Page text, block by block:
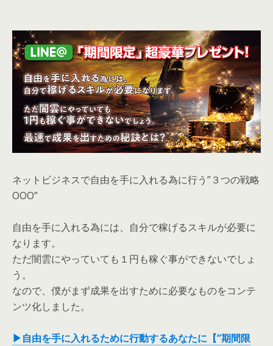
ネットビジネスで自由を手に入れる為に行う”３つの戦略
OOO”
自由を手に入れる為には、自分で稼げるスキルが必要に
なります。
ただ闇雲にやっていても１円も稼ぐ事ができないでしょ
う。
なので、僕がまず成果を出すために必要なものをコンテ
ンツ化しました。
▶自由を手に入れるために行動するあなたに【”期間限